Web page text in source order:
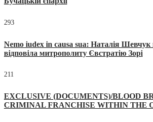
293
Nemo iudex in causa sua: Наталія Шевчук
відповіла митрополиту Євстратію Зорі
211
EXCLUSIVE (DOCUMENTS)/BLOOD
CRIMINAL FRANCHISE WITHIN THE